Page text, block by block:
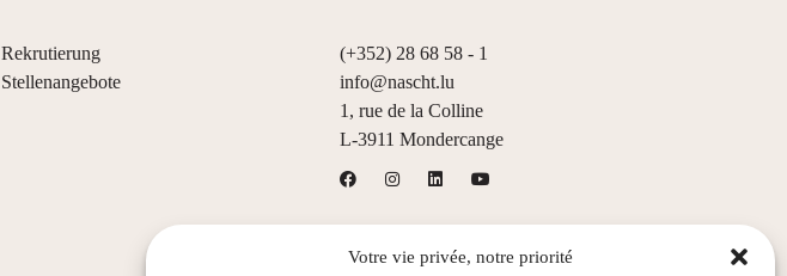
Votre vie privée, notre priorité
Rekrutierung
Stellenangebote
(+352) 28 68 58 - 1
info@nascht.lu
1, rue de la Colline
L-3911 Mondercange